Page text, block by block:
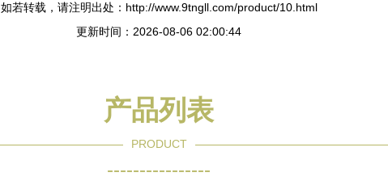
如若转载，请注明出处：http://www.9tngll.com/product/10.html
更新时间：2026-08-06 02:00:44
产品列表
PRODUCT
----------------